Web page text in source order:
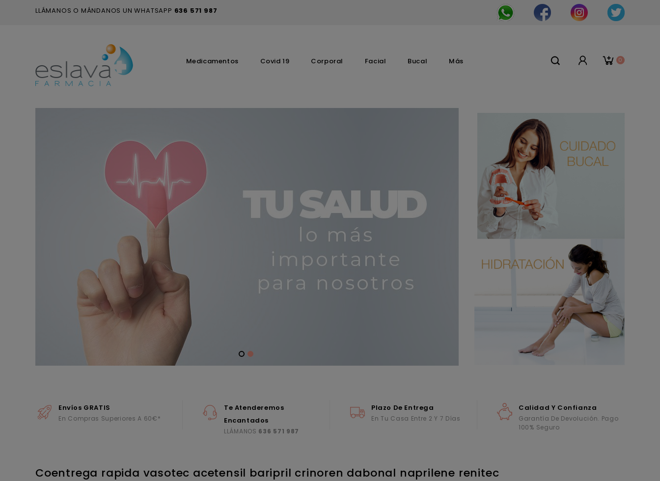
LLÁMANOS O MÁNDANOS UN WHATSAPP 636 571 987
0
Medicamentos Covid 19 Corporal Facial Bucal Más
Envíos GRATIS
En Compras Superiores A 60€*
Te Atenderemos
Encantados
LLÁMANOS 636 571 987
Plazo De Entrega
En Tu Casa Entre 2 Y 7 Días
Calidad Y Confianza
Garantía De Devolución. Pago
100% Seguro
Coentrega rapida vasotec acetensil baripril crinoren dabonal naprilene renitec